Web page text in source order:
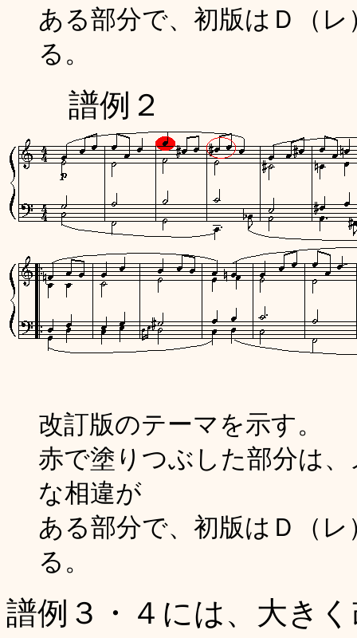
ある部分で、初版はＤ（
る。
譜例２
改訂版のテーマを示す。
赤で塗りつぶした部分は
な相違が
ある部分で、初版はＤ（
る。
譜例３・４には、大き